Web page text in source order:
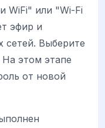
WiFi" или "Wi-Fi
эфир и
сетей. Выберите
этом этапе
от новой